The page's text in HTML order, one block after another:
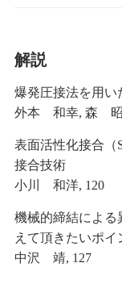
解説
爆発圧接法を用い
外本 和幸, 森 昭
表面活性化接合（
接合技術
小川 和洋, 120
機械的締結による
えて頂きたいポイ
中沢 靖, 127